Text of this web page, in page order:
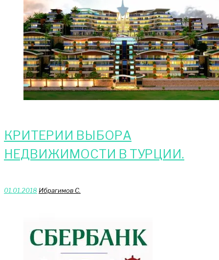
КРИТЕРИИ ВЫБОРА
НЕДВИЖИМОСТИ В ТУРЦИИ.
01.01.2018 Ибрагимов С.